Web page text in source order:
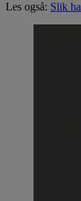
Les også: Slik